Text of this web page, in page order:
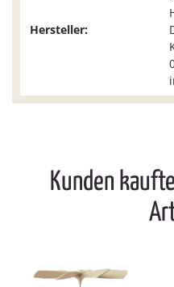
Hersteller:
Kunden